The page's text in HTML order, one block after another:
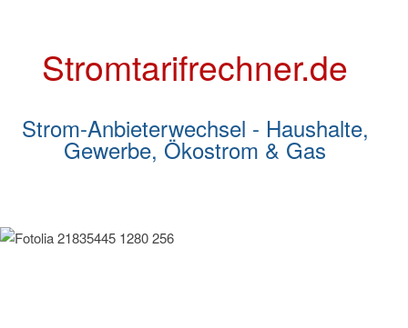
Stromtarifrechner.de
Strom-Anbieterwechsel - Haushalte,
Gewerbe, Ökostrom & Gas